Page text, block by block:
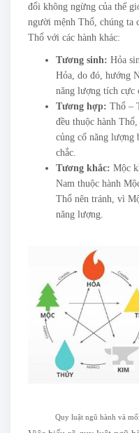
đổi không ngừng của thế
người mệnh Thổ, chúng ta
Thổ với các hành khác:
Tương sinh: Hỏa
Hỏa, do đó, hướng
năng lượng tích cực
Tương hợp: Thổ –
đều thuộc hành
củng cố năng lượng
chắc.
Tương khắc: Mộc
Nam thuộc hành
Thổ nên tránh, vì
năng lượng.
Quy luật ngũ hành và